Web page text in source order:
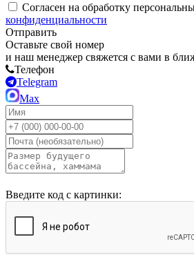
Согласен на обработку
конфиденциальности
Отправить
Оставьте свой номер
и наш менеджер свяжется с вами в
Телефон
Telegram
Max
Введите код с картинки: